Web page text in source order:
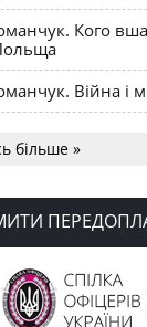
Кого
Війна і
до найбільшої
в Норт
Олега К.
більше »